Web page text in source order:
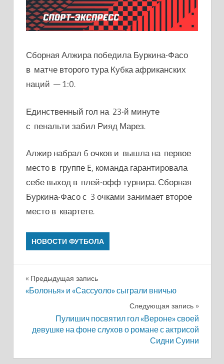
Сборная Алжира победила Буркина-Фасо
в матче второго тура Кубка африканских
наций — 1:0.
Единственный гол на 23-й минуте
с пенальти забил Рияд Марез.
Алжир набрал 6 очков и вышла на первое
место в группе E, команда гарантировала
себе выход в плей-офф турнира. Сборная
Буркина-Фасо с 3 очками занимает второе
место в квартете.
НОВОСТИ ФУТБОЛА
Навигация
записям
Предыдущая запись
«Болонья» и «Сассуоло» сыграли вничью
Следующая запись
Пулишич посвятил гол «Вероне» своей
девушке на фоне слухов о романе с актрисой
Сидни Суини